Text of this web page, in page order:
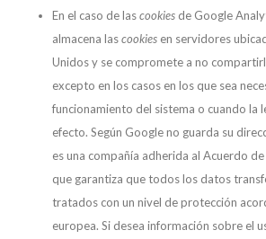
En el caso de lascookiesde Google
almacena lascookiesen servidores
Unidos y se compromete a no
excepto en los casos en los que sea
funcionamiento del sistema o cuando la
efecto. Según Google no guarda su
es una compañía adherida al Acuerdo
que garantiza que todos los datos
tratados con un nivel de protección
europea. Si desea información sobre el